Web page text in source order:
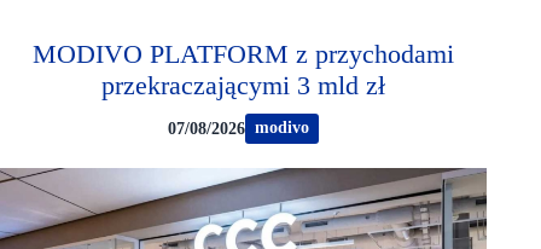
MODIVO PLATFORM z przychodami
przekraczającymi 3 mld zł
07/08/2026 modivo